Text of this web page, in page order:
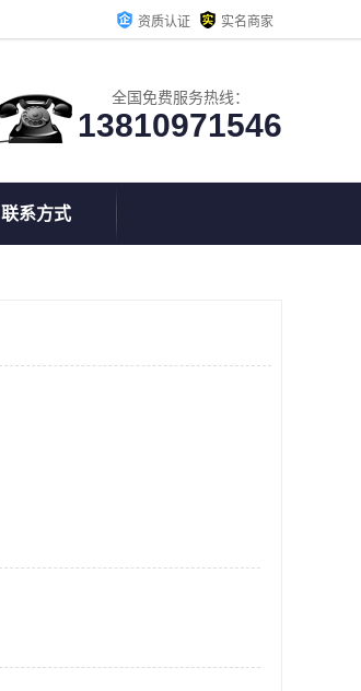
资质认证 实名商家
全国免费服务热线：
13810971546
联系方式